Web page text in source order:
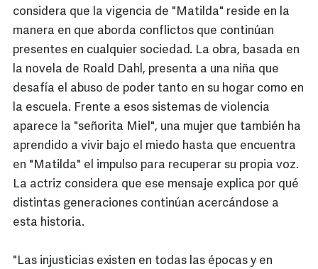
considera que la vigencia de "Matilda" reside en la
manera en que aborda conflictos que continúan
presentes en cualquier sociedad. La obra, basada en
la novela de Roald Dahl, presenta a una niña que
desafía el abuso de poder tanto en su hogar como en
la escuela. Frente a esos sistemas de violencia
aparece la "señorita Miel", una mujer que también ha
aprendido a vivir bajo el miedo hasta que encuentra
en "Matilda" el impulso para recuperar su propia voz.
La actriz considera que ese mensaje explica por qué
distintas generaciones continúan acercándose a
esta historia.
"Las injusticias existen en todas las épocas y en